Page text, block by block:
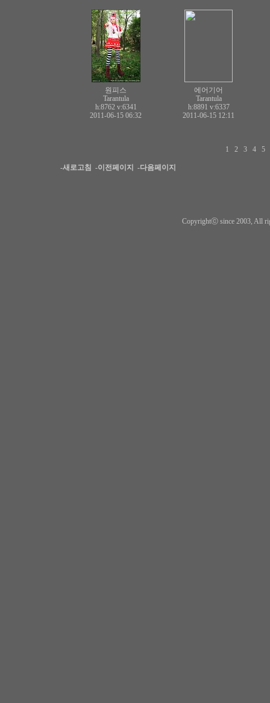
원피스
Tarantula
h:8762 v:6341
2011-06-15 06:32
에어기어
Tarantula
h:8891 v:6337
2011-06-15 12:11
1 2 3 4 5
-새로고침 -이전페이지 -다음페이지
Copyrightⓒ since 2003, All